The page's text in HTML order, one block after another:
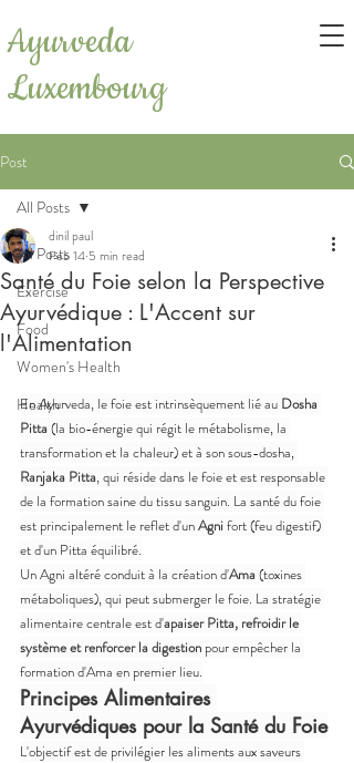
Ayurveda
Luxembourg
Post
All Posts
Exercise
Food
Women's Health
Health
All Posts
Santé du Foie selon la Perspective
Ayurvédique : L'Accent sur
l'Alimentation
dinil paul
Feb 14 5 min read
En Ayurveda, le foie est intrinsèquement lié au Dosha
Pitta (la bio-énergie qui régit le métabolisme, la
transformation et la chaleur) et à son sous-dosha,
Ranjaka Pitta, qui réside dans le foie et est responsable
de la formation saine du tissu sanguin. La santé du foie
est principalement le reflet d'un Agni fort (feu digestif)
et d'un Pitta équilibré.
Un Agni altéré conduit à la création d'Ama (toxines
métaboliques), qui peut submerger le foie. La stratégie
alimentaire centrale est d'apaiser Pitta, refroidir le
système et renforcer la digestion pour empêcher la
formation d'Ama en premier lieu.
Principes Alimentaires
Ayurvédiques pour la Santé du Foie
L'objectif est de privilégier les aliments aux saveurs